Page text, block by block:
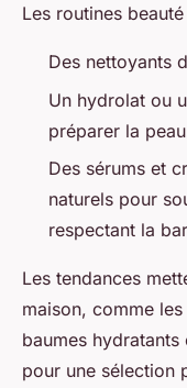
Les routines
Des nettoyants
Un hydrolat ou
préparer la
Des sérums et
naturels pour
respectant la
Les tendances
maison, comme les
baumes
pour une sélection